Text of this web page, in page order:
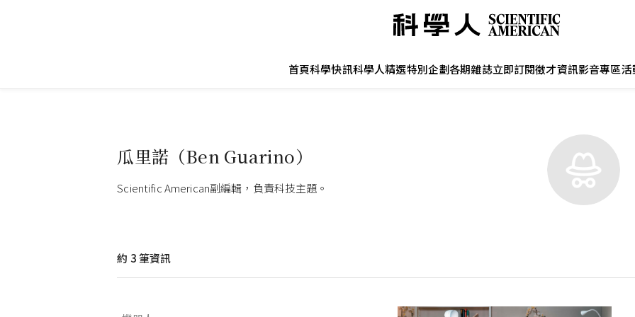
首頁科學快訊科學人精選特別企劃各期雜誌立即訂閱徵才資訊影音專區活
瓜里諾（Ben Guarino）
Scientific American副編輯，負責科技主題。
約 3筆資訊